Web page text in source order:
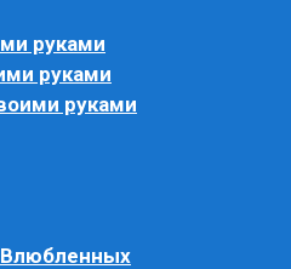
руками
руками
руками